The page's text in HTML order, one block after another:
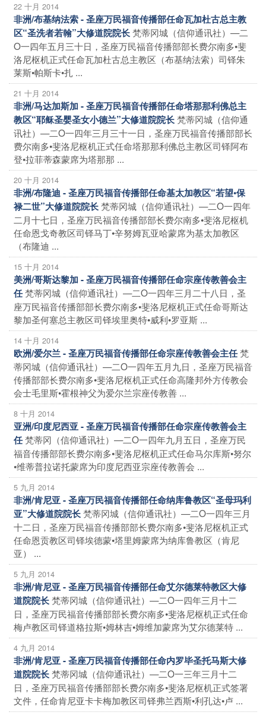
22 十月 2014
非洲/布基纳法索 - 圣座万民福音传播部任命瓦加杜古总主教
区“圣洗者若翰”大修道院院长梵蒂冈城（信仰通讯社）—二
O一四年五月三十日，圣座万民福音传播部部长费尔南多•斐
洛尼枢机正式任命瓦加杜古总主教区（布基纳法索）司铎朱
莱斯•帕斯卡•扎 ...
21 十月 2014
非洲/马达加斯加 - 圣座万民福音传播部任命塔那那利佛总主
教区“耶稣圣婴圣女小德兰”大修道院院长梵蒂冈城（信仰通
讯社）—二O一四年三月三十一日，圣座万民福音传播部部长
费尔南多•斐洛尼枢机正式任命塔那那利佛总主教区司铎阿布
登•拉菲蒂森蒙席为塔那那 ...
20 十月 2014
非洲/布隆迪 - 圣座万民福音传播部任命基太加教区“若望•保
禄二世”大修道院院长梵蒂冈城（信仰通讯社）—二O一四年
二月十七日，圣座万民福音传播部部长费尔南多•斐洛尼枢机
任命恩戈奇教区司铎马丁•辛努姆瓦亚哈蒙席为基太加教区
（布隆迪 ...
15 十月 2014
美洲/哥斯达黎加 - 圣座万民福音传播部任命宗座传教善会主
任梵蒂冈城（信仰通讯社）—二O一四年三月二十八日，圣
座万民福音传播部部长费尔南多•斐洛尼枢机正式任命哥斯达
黎加圣何塞总主教区司铎埃里奥特•威利•罗亚斯 ...
14 十月 2014
欧洲/爱尔兰 - 圣座万民福音传播部任命宗座传教善会主任梵
蒂冈城（信仰通讯社）—二O一四年五月九日，圣座万民福音
传播部部长费尔南多•斐洛尼枢机正式任命高隆邦外方传教会
会士毛里斯•霍根神父为爱尔兰宗座传教善 ...
8 十月 2014
亚洲/印度尼西亚 - 圣座万民福音传播部任命宗座传教善会主
任梵蒂冈（信仰通讯社）—二O一四年九月五日，圣座万民
福音传播部部长费尔南多•斐洛尼枢机正式任命马尔库斯•努尔
•维蒂普拉诺托蒙席为印度尼西亚宗座传教善会 ...
5 九月 2014
非洲/肯尼亚 - 圣座万民福音传播部任命纳库鲁教区“圣母玛利
亚”大修道院院长梵蒂冈城（信仰通讯社）—二O一四年三月
十二日，圣座万民福音传播部部长费尔南多•斐洛尼枢机正式
任命恩贡教区司铎埃德蒙•塔里姆蒙席为纳库鲁教区（肯尼
亚） ...
5 九月 2014
非洲/肯尼亚 - 圣座万民福音传播部任命艾尔德莱特教区大修
道院院长梵蒂冈城（信仰通讯社）—二O一四年三月十二
日，圣座万民福音传播部部长费尔南多•斐洛尼枢机正式任命
梅卢教区司铎道格拉斯•姆林吉•姆维加蒙席为艾尔德莱特 ...
4 九月 2014
非洲/肯尼亚 - 圣座万民福音传播部任命内罗毕圣托马斯大修
道院院长梵蒂冈城（信仰通讯社）—二O一三年三月十二
日，圣座万民福音传播部部长费尔南多•斐洛尼枢机正式签署
文件，任命肯尼亚卡卡梅加教区司铎弗兰西斯•利孔达•卢 ...